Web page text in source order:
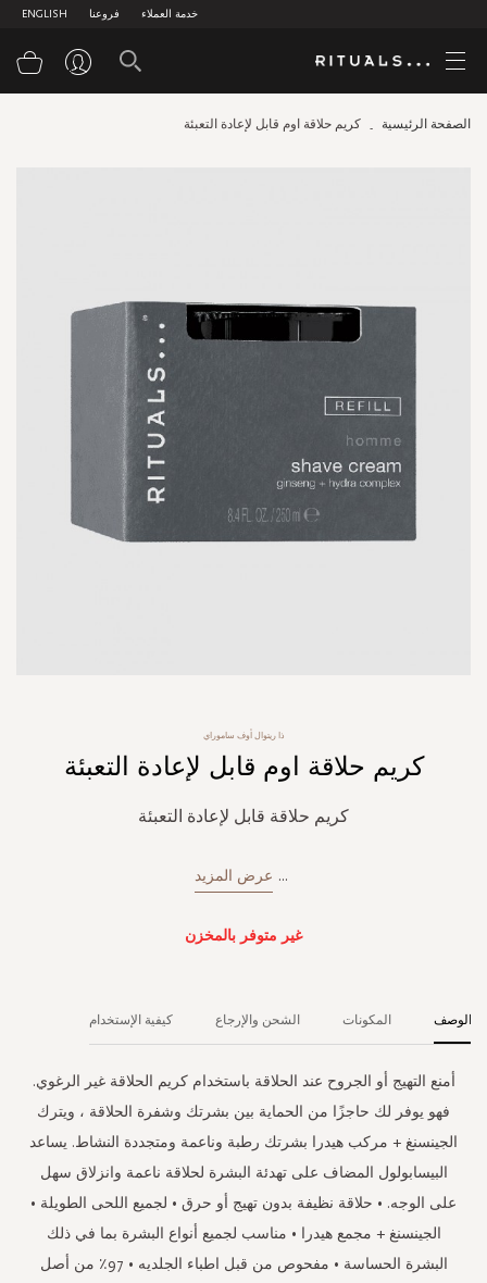
ENGLISH فروعنا خدمة العملاء
الصفحة الرئيسية كريم حلاقة اوم قابل لإعادة التعبئة
ذا ريتوال أوف ساموراي
كريم حلاقة اوم قابل لإعادة التعبئة
كريم حلاقة قابل لإعادة التعبئة
... عرض المزيد
غير متوفر بالمخزن
الوصف
أمنع التهيج أو الجروح عند الحلاقة باستخدام كريم الحلاقة غير الرغوي.
فهو يوفر لك حاجزًا من الحماية بين بشرتك وشفرة الحلاقة ، ويترك
الجينسنغ + مركب هيدرا بشرتك رطبة وناعمة ومتجددة النشاط. يساعد
البيسابولول المضاف على تهدئة البشرة لحلاقة ناعمة وانزلاق سهل
على الوجه. • حلاقة نظيفة بدون تهيج أو حرق • لجميع اللحى الطويلة •
الجينسنغ + مجمع هيدرا • مناسب لجميع أنواع البشرة بما في ذلك
البشرة الحساسة • مفحوص من قبل اطباء الجلديه • 97٪ من أصل
المكونات الشحن والإرجاع كيفية الإستخدام